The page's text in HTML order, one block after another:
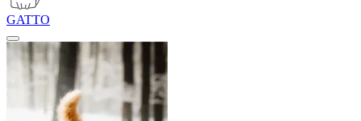
GATTO